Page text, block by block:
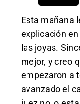
Esta mañana
explicación
las joyas.
mejor, y creo
empezaron a
avanzado el